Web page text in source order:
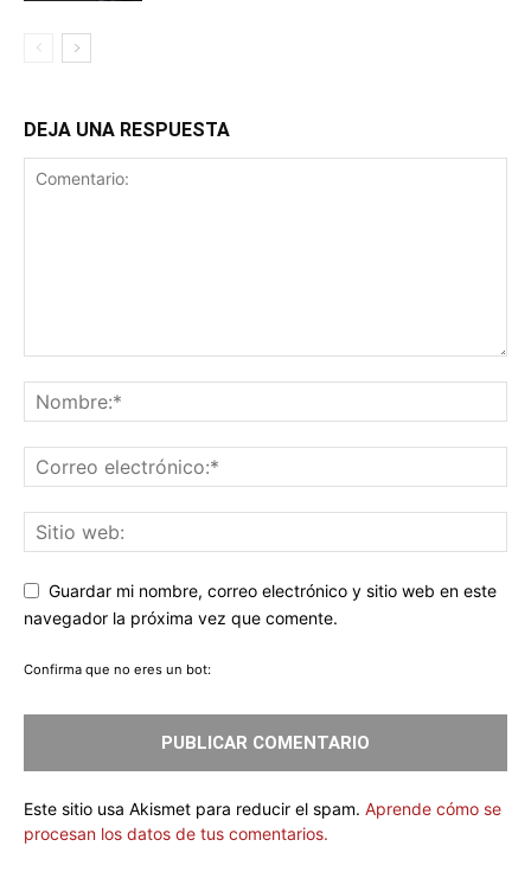
DEJA UNA RESPUESTA
Guardar mi nombre, correo electrónico y sitio web en este
navegador la próxima vez que comente.
Confirma que no eres un bot:
Este sitio usa Akismet para reducir el spam. Aprende cómo se
procesan los datos de tus comentarios.